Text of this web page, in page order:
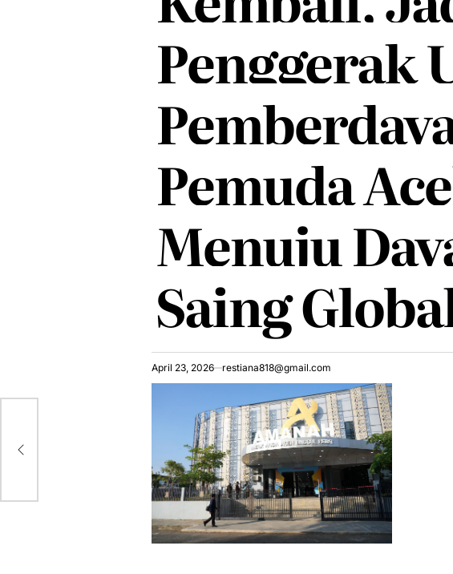
Penggerak
Pemuda
Menuju
Saing
April 23, 2026 restiana818@gmail.com